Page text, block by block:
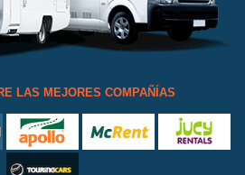
LAS MEJORES COMPAÑÍAS